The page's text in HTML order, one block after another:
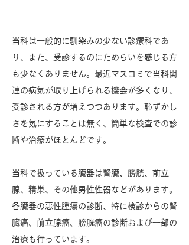
当科は一般的に馴染みの少ない診療科であ
り、また、受診するのにためらいを感じる方
も少なくありません。最近マスコミで当科関
連の病気が取り上げられる機会が多くなり、
受診される方が増えつつあります。恥ずかし
さを気にすることは無く、簡単な検査での診
断や治療がほとんどです。
当科で扱っている臓器は腎臓、膀胱、前立
腺、精巣、その他男性性器などがあります。
各臓器の悪性腫瘍の診断、特に検診からの腎
臓癌、前立腺癌、膀胱癌の診断および一部の
治療も行っています。